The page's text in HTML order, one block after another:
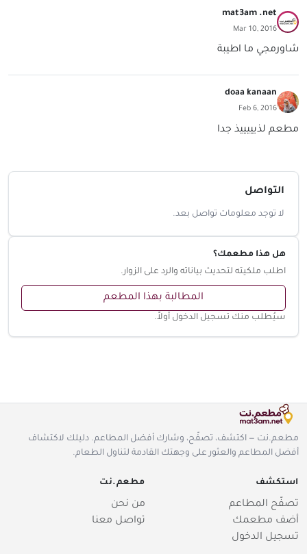
mat3am .net
Mar 10, 2016
شاورمجي ما اطيبة
doaa kanaan
Feb 6, 2016
مطعم لذيييييذ جدا
التواصل
لا توجد معلومات تواصل بعد.
هل هذا مطعمك؟
اطلب ملكيته لتحديث بياناته والرد على الزوار.
المطالبة بهذا المطعم
سيُطلب منك تسجيل الدخول أولاً.
مطعم.نت — اكتشف، تصفّح، وشارك أفضل المطاعم. دليلك لاكتشاف
أفضل المطاعم والعثور على وجهتك القادمة لتناول الطعام.
استكشف
تصفّح المطاعم
أضف مطعمك
تسجيل الدخول
مطعم.نت
من نحن
تواصل معنا